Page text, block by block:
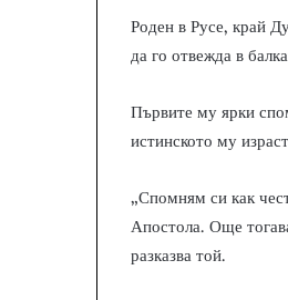
Роден в Русе, край
да го отвежда в
Първите му ярки
истинското му
„Спомням си как
Апостола. Още
разказва той.